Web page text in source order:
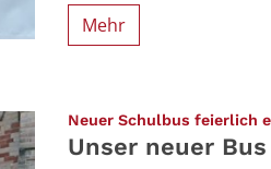
Mehr
Neuer Schulbus feierlich
Unser neuer